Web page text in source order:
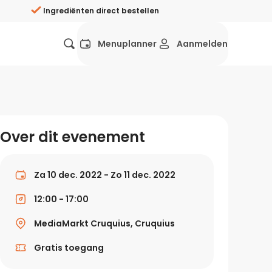
Ingrediënten direct bestellen
Wat eten we vandaag?
Gezonde recepten
Recepten avondeten
Menuplanner Aanmelden
Over dit evenement
Za 10 dec. 2022 - Zo 11 dec. 2022
12:00 - 17:00
MediaMarkt Cruquius, Cruquius
Gratis toegang